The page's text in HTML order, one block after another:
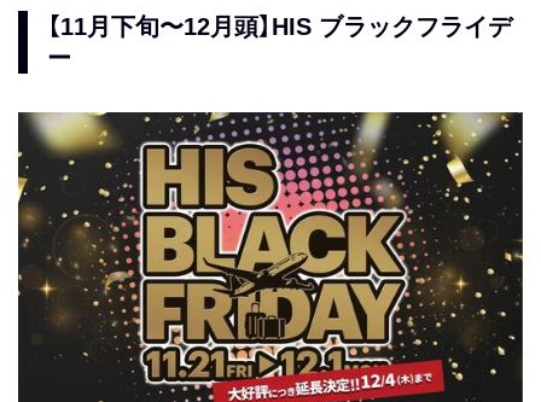
【11月下旬〜12月頭】HIS ブラックフライデ
ー